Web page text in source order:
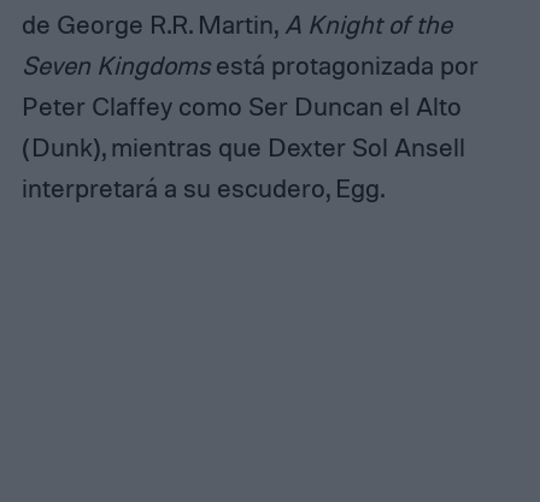
de George R.R. Martin, A Knight of the
Seven Kingdomsestá protagonizada por
Peter Claffey como Ser Duncan el Alto
(Dunk), mientras que Dexter Sol Ansell
interpretará a su escudero, Egg.